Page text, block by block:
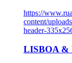
https://
content/
header-
LISBOA &